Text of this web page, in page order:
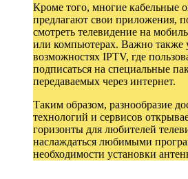
Кроме того, многие кабельные
предлагают свои приложения,
смотреть телевидение на
или компьютерах. Важно также
возможностях IPTV, где
подписаться на специальные
передаваемых через интернет.
Таким образом, разнообразие
технологий и сервисов
горизонты для любителей
наслаждаться любимыми
необходимости установки